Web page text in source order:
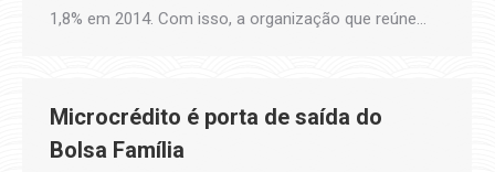
1,8% em 2014. Com isso, a organização que reúne…
Microcrédito é porta de saída do
Bolsa Família